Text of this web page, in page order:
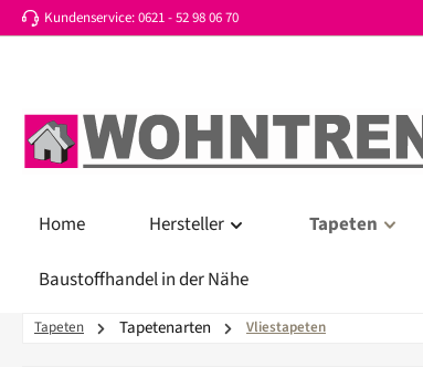
Hauptinhalt springen
Zur Suche springen
Zur Hauptnavigation springen
Kundenservice: 0621 - 52 98 06 70
Home Hersteller Tapeten
Baustoffhandel in der Nähe
Tapeten Tapetenarten Vliestapeten